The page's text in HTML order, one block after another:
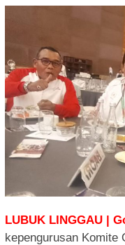
LUBUK LINGGAU |
kepengurusan Komite